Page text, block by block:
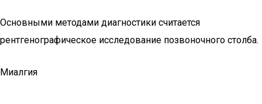
Основными методами диагностики считается
рентгенографическое исследование позвоночного столба.
Миалгия